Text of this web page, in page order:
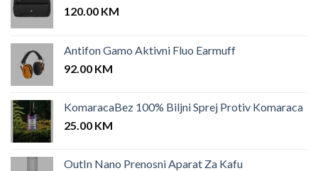
120.00 KM
Antifon Gamo Aktivni Fluo Earmuff
92.00 KM
KomaracaBez 100% Biljni Sprej Protiv Komaraca
25.00 KM
OutIn Nano Prenosni Aparat Za Kafu